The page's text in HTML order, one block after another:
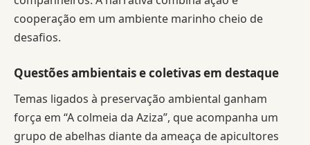
cooperação em um ambiente marinho cheio de
desafios.
Questões ambientais e coletivas em destaque
Temas ligados à preservação ambiental ganham
força em “A colmeia da Aziza”, que acompanha um
grupo de abelhas diante da ameaça de apicultores